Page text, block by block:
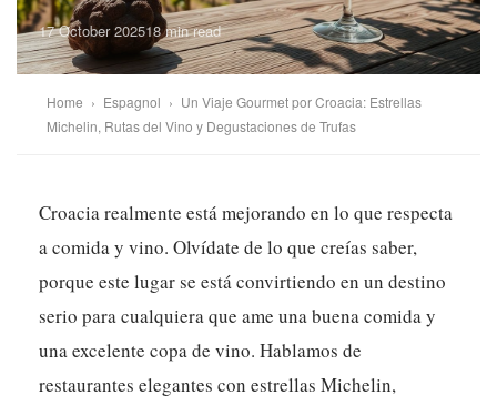
17 October 202518 min read
Home › Espagnol › Un Viaje Gourmet por Croacia: Estrellas
Michelin, Rutas del Vino y Degustaciones de Trufas
Croacia realmente está mejorando en lo que respecta
a comida y vino. Olvídate de lo que creías saber,
porque este lugar se está convirtiendo en un destino
serio para cualquiera que ame una buena comida y
una excelente copa de vino. Hablamos de
restaurantes elegantes con estrellas Michelin,